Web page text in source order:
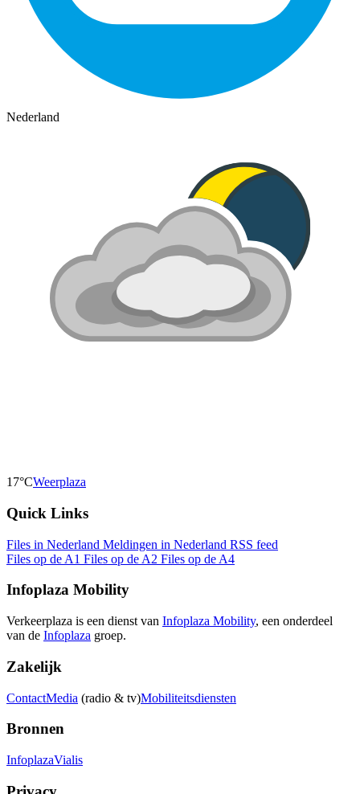
Nederland
17°CWeerplaza
Quick Links
Files in Nederland Meldingen in Nederland RSS feed
Files op de A1 Files op de A2 Files op de A4
Infoplaza Mobility
Verkeerplaza is een dienst van Infoplaza Mobility, een onderdeel
van de Infoplaza groep.
Zakelijk
ContactMedia (radio & tv)Mobiliteitsdiensten
Bronnen
InfoplazaVialis